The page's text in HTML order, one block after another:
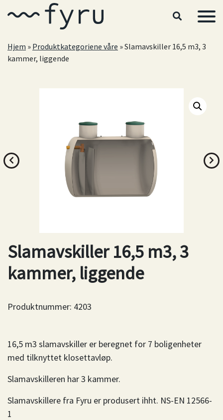
Hjem » Produktkategoriene våre »Slamavskiller 16,5 m3, 3
kammer, liggende
Slamavskiller 16,5 m3, 3
kammer, liggende
Produktnummer: 4203
16,5 m3 slamavskiller er beregnet for 7 boligenheter
med tilknyttet klosettavløp.
Slamavskilleren har 3 kammer.
Slamavskillere fra Fyru er produsert ihht. NS-EN 12566-
1